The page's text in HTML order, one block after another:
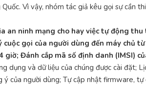
Vì vậy, nhóm tác giả kêu gọi sự cần
an ninh mạng cho hay việc tự động
cuộc gọi của người dùng đến máy
giờ; Đánh cắp mã số định danh (IMSI)
dụng và dữ liệu của chúng được cài đặt;
ý của người dùng; Tự cập nhật firmware,